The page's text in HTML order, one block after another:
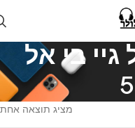
בי אל
מציג תוצאה אחת